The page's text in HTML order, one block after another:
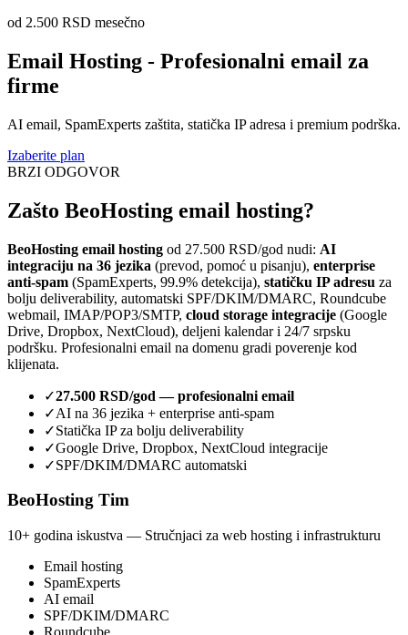
od 2.500 RSD mesečno
Email Hosting - Profesionalni email za
firme
AI email, SpamExperts zaštita, statička IP adresa i premium podrška.
Izaberite plan
BRZI ODGOVOR
Zašto BeoHosting email hosting?
BeoHosting email hosting od 27.500 RSD/god nudi: AI
integraciju na 36 jezika (prevod, pomoć u pisanju), enterprise
anti-spam (SpamExperts, 99.9% detekcija), statičku IP adresu za
bolju deliverability, automatski SPF/DKIM/DMARC, Roundcube
webmail, IMAP/POP3/SMTP, cloud storage integracije (Google
Drive, Dropbox, NextCloud), deljeni kalendar i 24/7 srpsku
podršku. Profesionalni email na domenu gradi poverenje kod
klijenata.
✓27.500 RSD/god — profesionalni email
✓AI na 36 jezika + enterprise anti-spam
✓Statička IP za bolju deliverability
✓Google Drive, Dropbox, NextCloud integracije
✓SPF/DKIM/DMARC automatski
BeoHosting Tim
10+ godina iskustva — Stručnjaci za web hosting i infrastrukturu
Email hosting
SpamExperts
AI email
SPF/DKIM/DMARC
Roundcube